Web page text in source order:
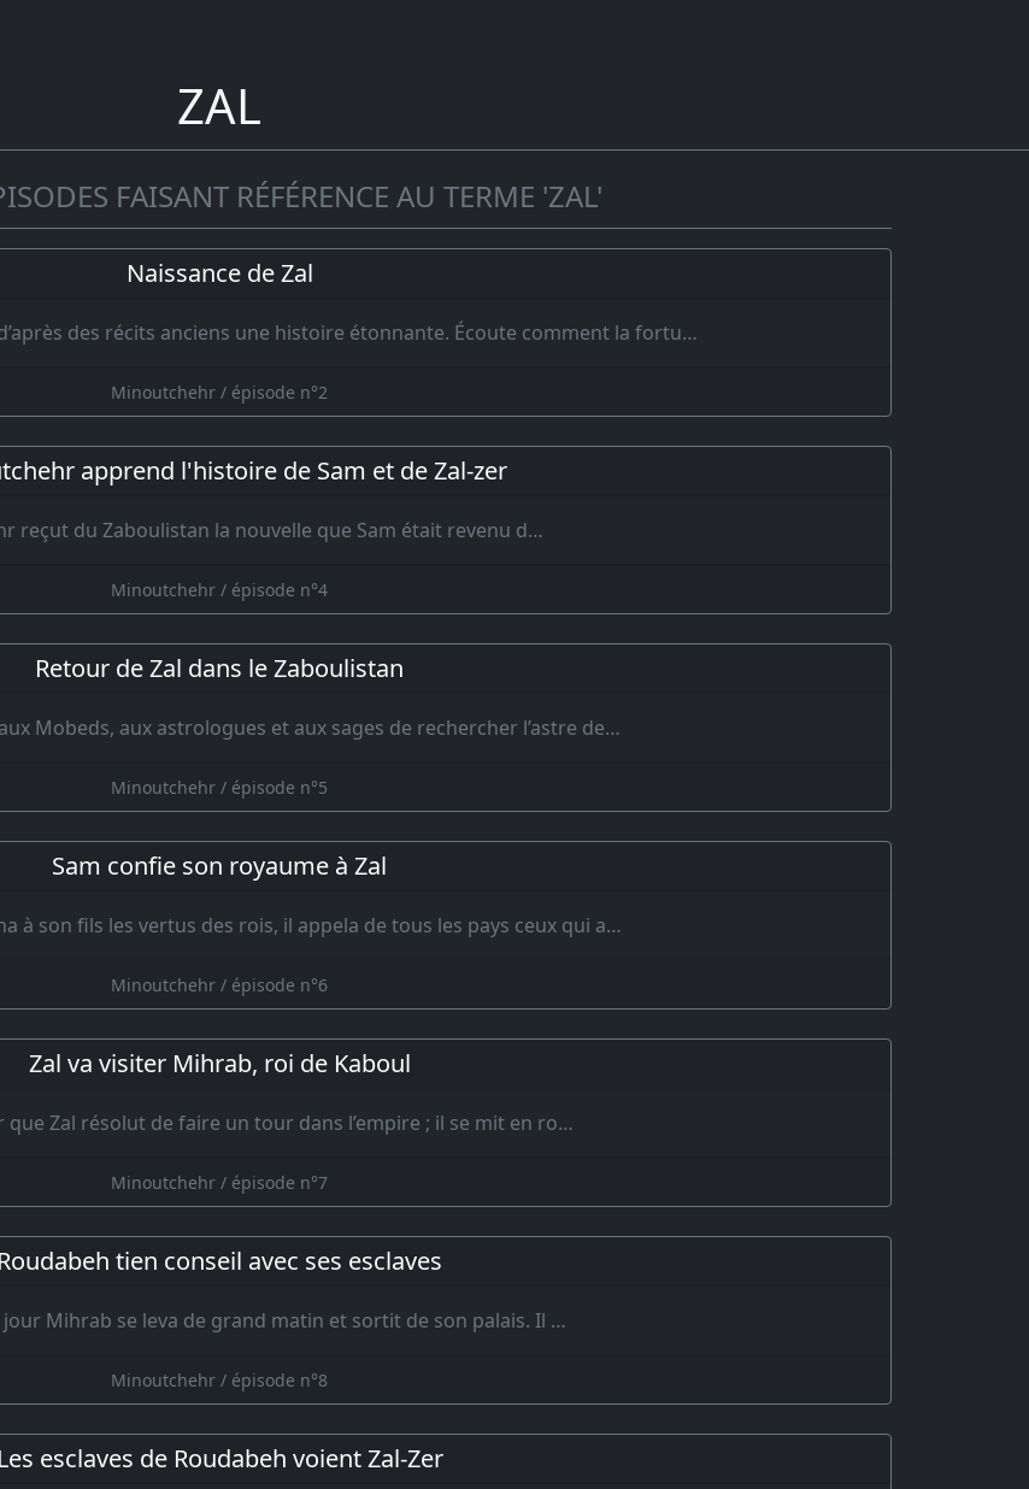
ZAL
FAISANT RÉFÉRENCE AU TERME 'ZAL'
Naissance de Zal
des récits anciens une histoire étonnante. Écoute comment la fortu…
Minoutchehr / épisode n°2
apprend l'histoire de Sam et de Zal-zer
reçut du Zaboulistan la nouvelle que Sam était revenu d…
Minoutchehr / épisode n°4
Retour de Zal dans le Zaboulistan
Mobeds, aux astrologues et aux sages de rechercher l’astre de…
Minoutchehr / épisode n°5
Sam confie son royaume à Zal
à son fils les vertus des rois, il appela de tous les pays ceux qui a…
Minoutchehr / épisode n°6
Zal va visiter Mihrab, roi de Kaboul
Zal résolut de faire un tour dans l’empire ; il se mit en ro…
Minoutchehr / épisode n°7
Roudabeh tien conseil avec ses esclaves
jour Mihrab se leva de grand matin et sortit de son palais. Il …
Minoutchehr / épisode n°8
Les esclaves de Roudabeh voient Zal-Zer